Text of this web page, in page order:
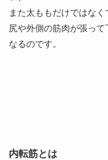
また太ももだけではな
尻や外側の筋肉が張っ
なるのです。
内転筋とは